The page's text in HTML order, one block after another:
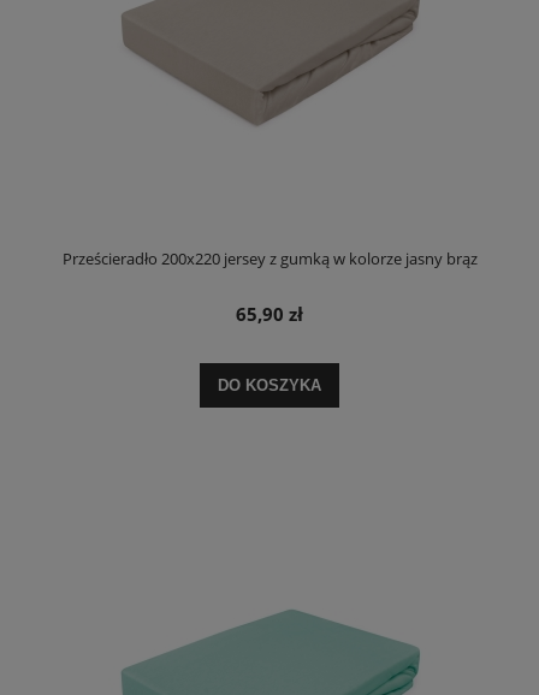
Prześcieradło 200x220 jersey z gumką w kolorze jasny brąz
65,90 zł
DO KOSZYKA